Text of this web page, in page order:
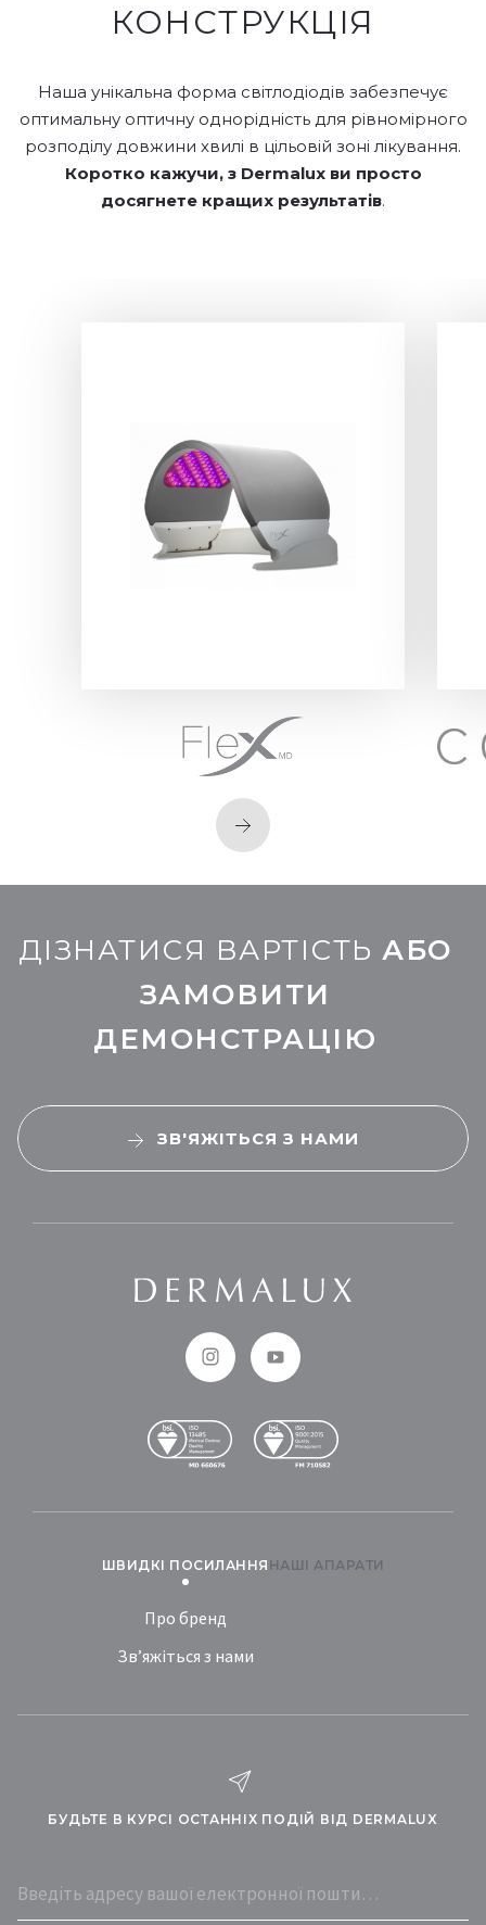
КОНСТРУКЦІЯ
Наша унікальна форма світлодіодів забезпечує
оптимальну оптичну однорідність для рівномірного
розподілу довжини хвилі в цільовій зоні лікування.
Коротко кажучи, з Dermalux ви просто
досягнете кращих результатів.
ДІЗНАТИСЯ ВАРТІСТЬ АБО
ЗАМОВИТИ
ДЕМОНСТРАЦІЮ
ЗВ'ЯЖІТЬСЯ З НАМИ
ШВИДКІ ПОСИЛАННЯ
Про бренд
Зв’яжіться з нами
НАШІ АПАРАТИ
БУДЬТЕ В КУРСІ ОСТАННІХ ПОДІЙ ВІД DERMALUX